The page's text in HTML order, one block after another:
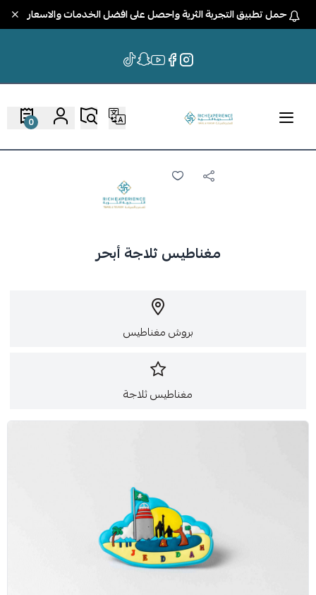
حمل تطبيق التجربة الثرية واحصل على افضل الخدمات والاسعار
0
مغناطيس ثلاجة أبحر
بروش مغناطيس
مغناطيس ثلاجة